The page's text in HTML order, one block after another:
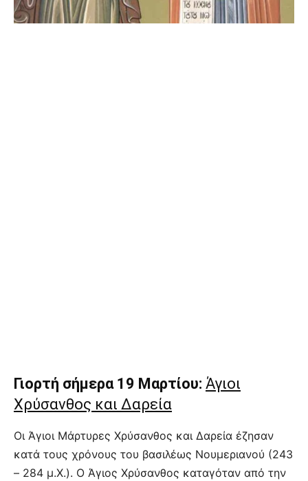
Γιορτή σήμερα 19 Μαρτίου: Άγιοι
Χρύσανθος και Δαρεία
Οι Άγιοι Μάρτυρες Χρύσανθος και Δαρεία έζησαν
κατά τους χρόνους του βασιλέως Νουμεριανού (243
– 284 μ.Χ.). Ο Άγιος Χρύσανθος καταγόταν από την